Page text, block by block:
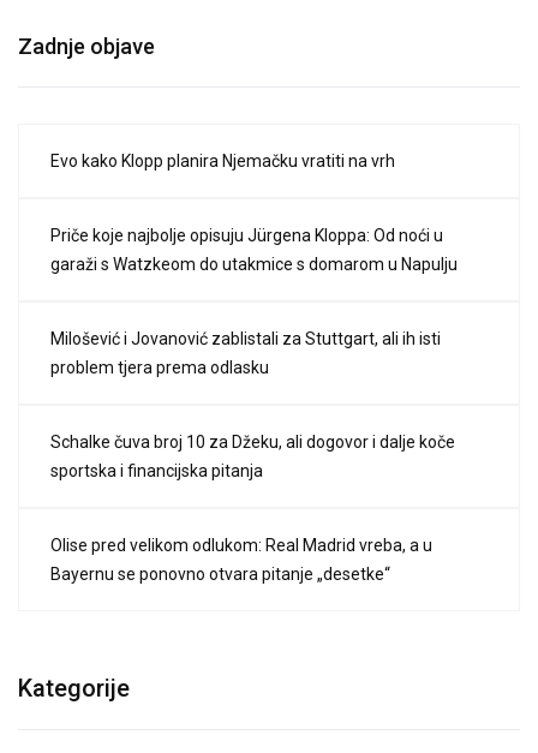
Zadnje objave
Evo kako Klopp planira Njemačku vratiti na vrh
Priče koje najbolje opisuju Jürgena Kloppa: Od noći u
garaži s Watzkeom do utakmice s domarom u Napulju
Milošević i Jovanović zablistali za Stuttgart, ali ih isti
problem tjera prema odlasku
Schalke čuva broj 10 za Džeku, ali dogovor i dalje koče
sportska i financijska pitanja
Olise pred velikom odlukom: Real Madrid vreba, a u
Bayernu se ponovno otvara pitanje „desetke“
Kategorije